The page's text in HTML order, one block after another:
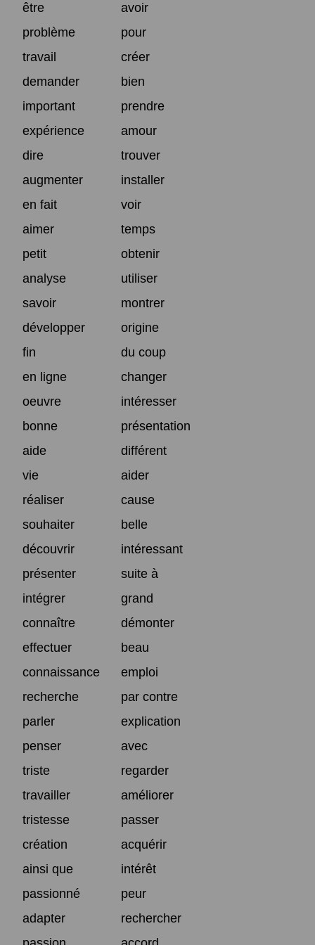
être
avoir
problème
pour
travail
créer
demander
bien
important
prendre
expérience
amour
dire
trouver
augmenter
installer
en fait
voir
aimer
temps
petit
obtenir
analyse
utiliser
savoir
montrer
développer
origine
fin
du coup
en ligne
changer
oeuvre
intéresser
bonne
présentation
aide
différent
vie
aider
réaliser
cause
souhaiter
belle
découvrir
intéressant
présenter
suite à
intégrer
grand
connaître
démonter
effectuer
beau
connaissance
emploi
recherche
par contre
parler
explication
penser
avec
triste
regarder
travailler
améliorer
tristesse
passer
création
acquérir
ainsi que
intérêt
passionné
peur
adapter
rechercher